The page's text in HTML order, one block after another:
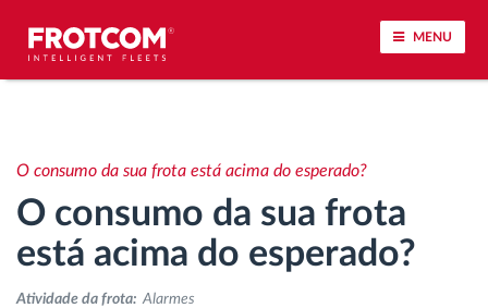
MENU
Análise do estilo de condução
Monitorização dos tempos de condução
O consumo da sua frota está acima do esperado?
O consumo da sua frota
está acima do esperado?
Atividade da frota: Alarmes